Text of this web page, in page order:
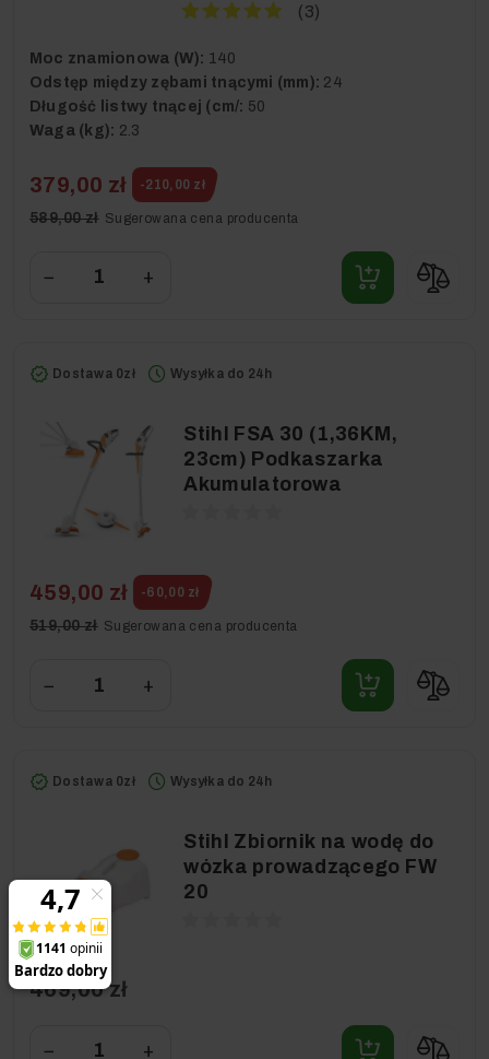
(3)
Moc znamionowa (W): 140
Odstęp między zębami tnącymi (mm): 24
Długość listwy tnącej (cm/: 50
Waga (kg): 2.3
379,00 zł -210,00 zł
589,00 zł Sugerowana cena producenta
− +
Dostawa 0zł Wysyłka do 24h
Stihl FSA 30 (1,36KM,
23cm) Podkaszarka
Akumulatorowa
459,00 zł -60,00 zł
519,00 zł Sugerowana cena producenta
− +
Dostawa 0zł Wysyłka do 24h
Stihl Zbiornik na wodę do
wózka prowadzącego FW
20
469,00 zł
− +